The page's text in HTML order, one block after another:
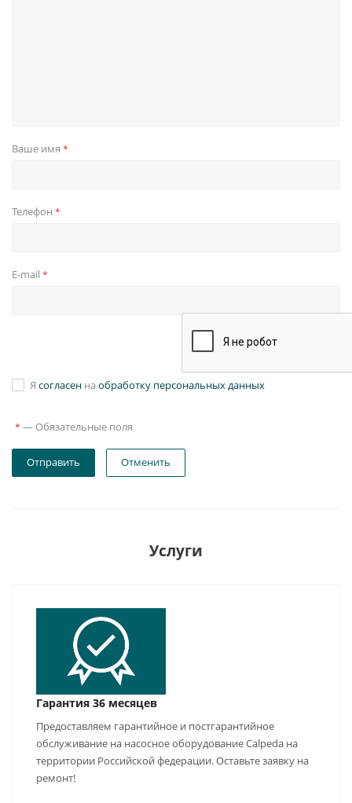
Ваше имя *
Телефон *
E-mail *
Я согласен на обработку персональных данных
* — Обязательные поля
Отправить Отменить
Услуги
Гарантия 36 месяцев
Предоставляем гарантийное и постгарантийное
обслуживание на насосное оборудование Calpeda на
территории Российской федерации. Оставьте заявку на
ремонт!